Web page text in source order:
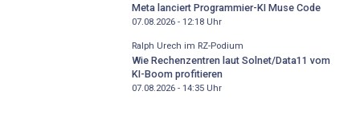
Meta lanciert Programmier-KI Muse Code
07.08.2026 - 12:18Uhr
Ralph Urech im RZ-Podium
Wie Rechenzentren laut Solnet/Data11 vom
KI-Boom profitieren
07.08.2026 - 14:35Uhr